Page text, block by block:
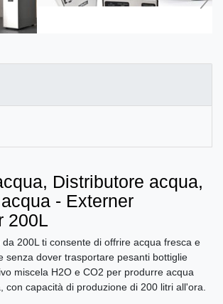
Distributore acqua,
- Externer
200L
200L ti consente di offrire acqua fresca e
senza dover trasportare pesanti bottiglie
miscela H2O e CO2 per produrre acqua
con capacità di produzione di 200 litri all'ora.